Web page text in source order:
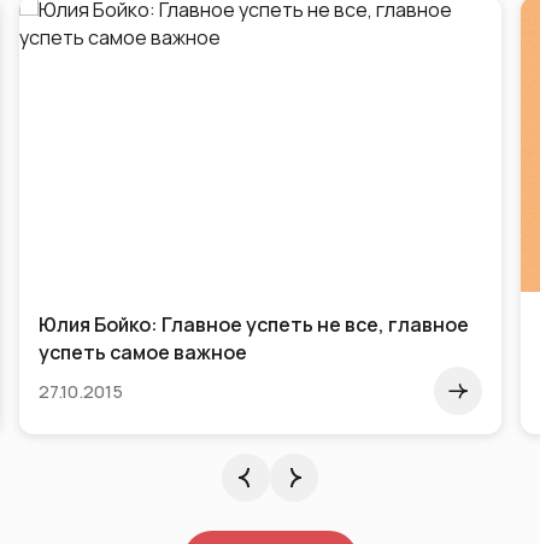
Юлия Бойко: Главное успеть не все, главное
успеть самое важное
27.10.2015